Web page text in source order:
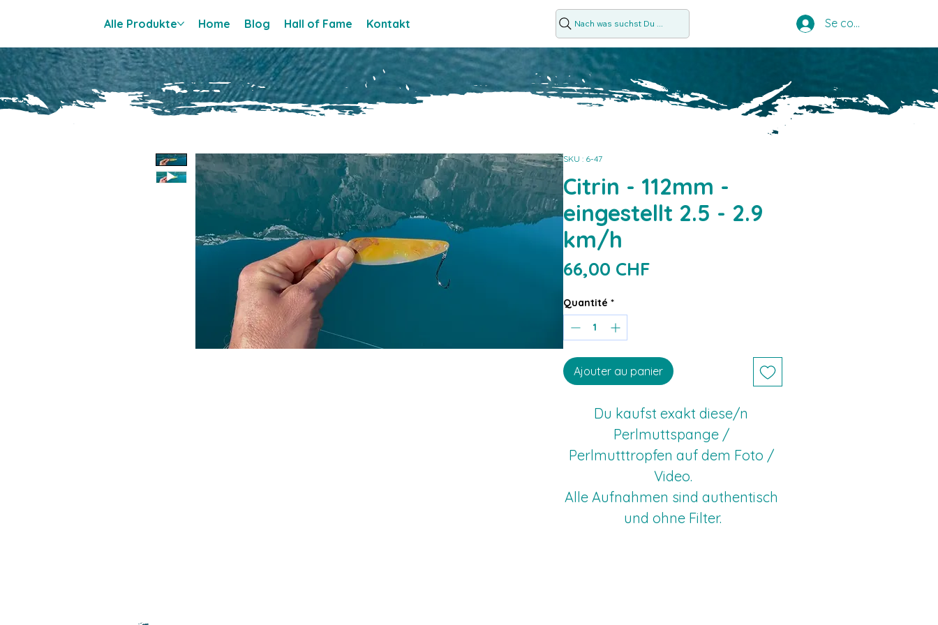
Alle Produkte Home Blog Hall of Fame Kontakt Nach was suchst Du ... Se connecter
SKU : 6-47
Citrin - 112mm -
eingestellt 2.5 - 2.9
km/h
66,00 CHFPrix
Quantité *
Ajouter au panier
Du kaufst exakt diese/n
Perlmuttspange /
Perlmutttropfen auf dem Foto /
Video.
Alle Aufnahmen sind authentisch
und ohne Filter.